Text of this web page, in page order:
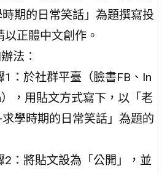
期的日常笑話」為題撰寫投
以正體中文創作。
法：
1：於社群平臺（臉書FB、In
，用貼文方式寫下，以「老
學時期的日常笑話」為題的
2：將貼文設為「公開」，並